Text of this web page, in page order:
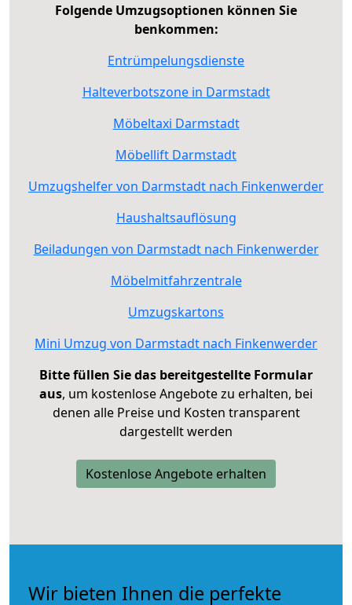
Folgende Umzugsoptionen können Sie
benkommen:
Entrümpelungsdienste
Halteverbotszone in Darmstadt
Möbeltaxi Darmstadt
Möbellift Darmstadt
Umzugshelfer von Darmstadt nach Finkenwerder
Haushaltsauflösung
Beiladungen von Darmstadt nach Finkenwerder
Möbelmitfahrzentrale
Umzugskartons
Mini Umzug von Darmstadt nach Finkenwerder
Bitte füllen Sie das bereitgestellte Formular
aus, um kostenlose Angebote zu erhalten, bei
denen alle Preise und Kosten transparent
dargestellt werden
Kostenlose Angebote erhalten
Wir bieten Ihnen die perfekte